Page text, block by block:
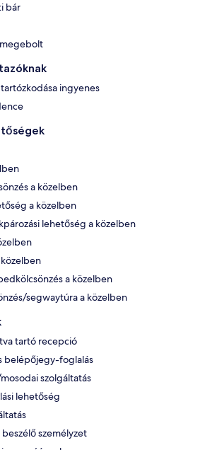
bár
ingyenes
a közelben
a közelben
lehetőség a közelben
a közelben
segwaytúra a közelben
tartó recepció
belépőjegy-foglalás
szolgáltatás
lehetőség
személyzet